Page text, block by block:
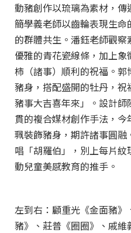
動豬創作以琉璃為素材，
簡學義老師以齒輪表現生
的群體共生。潘鈺老師觀
優雅的青花瓷線條，加上
柿（諸事）順利的祝福。
豬身，搭配盛開的牡丹，祝
豬事大吉喜年來」。設計
貫的複合媒材創作手法，
珮裝飾豬身，期許諸事圓
唱「胡羅伯」，別上每片
動兒童美感教育的推手。
左到右：顧重光《金面豬
豬》、莊普《圈圈》、戚